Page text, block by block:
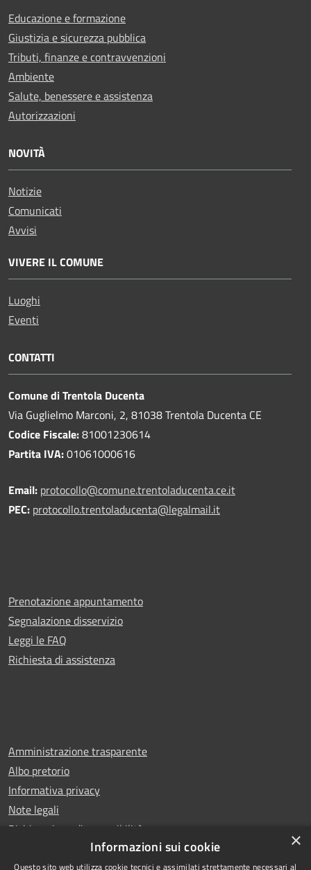
Educazione e formazione
Giustizia e sicurezza pubblica
Tributi, finanze e contravvenzioni
Ambiente
Salute, benessere e assistenza
Autorizzazioni
NOVITÀ
Notizie
Comunicati
Avvisi
VIVERE IL COMUNE
Luoghi
Eventi
CONTATTI
Comune di Trentola Ducenta
Via Guglielmo Marconi, 2, 81038 Trentola Ducenta CE
Codice Fiscale:81001230614
Partita IVA:01061000616
Email: protocollo@comune.trentoladucenta.ce.it
PEC: protocollo.trentoladucenta@legalmail.it
Prenotazione appuntamento
Segnalazione disservizio
Leggi le FAQ
Richiesta di assistenza
Amministrazione trasparente
Albo pretorio
Informativa privacy
Note legali
Dichiarazione di accessibilità
×
Informazioni sui cookie
Questo sito web utilizza cookie tecnici e assimilati strettamente necessari al